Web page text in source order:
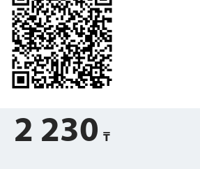
2 230